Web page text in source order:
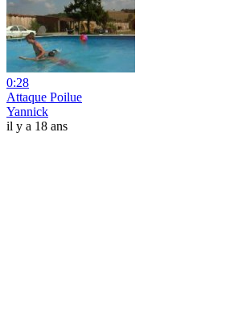
0:28
Attaque Poilue
Yannick
il y a 18 ans